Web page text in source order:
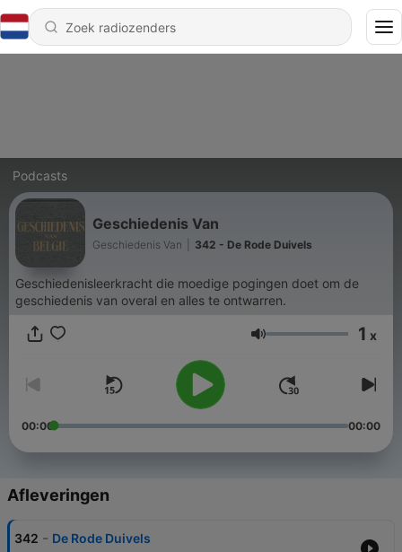
Podcasts
Geschiedenis Van
Geschiedenis Van 342 - De Rode Duivels
Geschiedenisleerkracht die moedige pogingen doet om de
geschiedenis van overal en alles te ontwarren.
Volume 1 x
00:00 00:00
Afleveringen
342 - De Rode Duivels